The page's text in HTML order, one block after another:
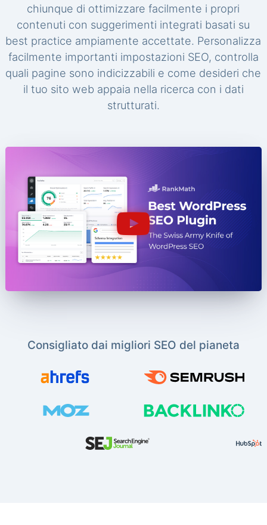
chiunque di ottimizzare facilmente i propri
contenuti con suggerimenti integrati basati su
best practice ampiamente accettate. Personalizza
facilmente importanti impostazioni SEO, controlla
quali pagine sono indicizzabili e come desideri che
il tuo sito web appaia nella ricerca con i dati
strutturati.
Consigliato dai migliori SEO del pianeta